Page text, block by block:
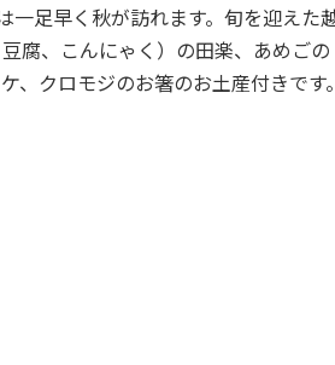
一足早く秋が訪れます。旬を迎えた
腐、こんにゃく）の田楽、あめごの
、クロモジのお箸のお土産付きです